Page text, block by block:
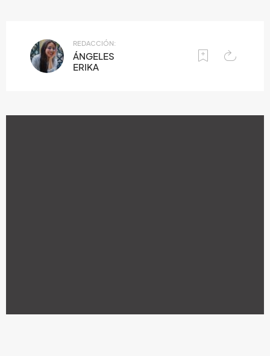
REDACCIÓN:
ÁNGELES
ERIKA